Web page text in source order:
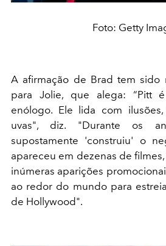
Foto: Getty
A afirmação de Brad tem sido
para Jolie, que alega: “Pitt
enólogo. Ele lida com
uvas", diz. "Durante os
supostamente 'construiu' o
apareceu em dezenas de
inúmeras aparições
ao redor do mundo para
de Hollywood".